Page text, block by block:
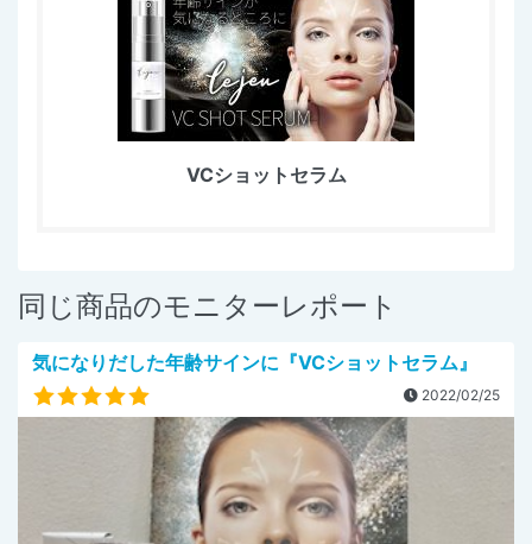
VCショットセラム
同じ商品のモニターレポート
気になりだした年齢サインに『VCショットセラム』
2022/02/25